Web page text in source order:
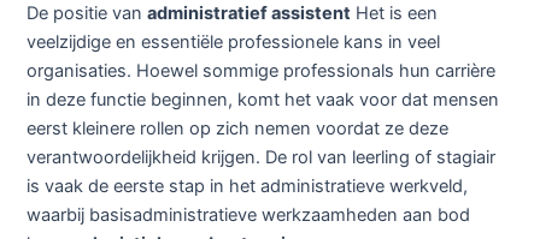
De positie vanadministratief assistent Het is een
veelzijdige en essentiële professionele kans in veel
organisaties. Hoewel sommige professionals hun carrière
in deze functie beginnen, komt het vaak voor dat mensen
eerst kleinere rollen op zich nemen voordat ze deze
verantwoordelijkheid krijgen. De rol van leerling of stagiair
is vaak de eerste stap in het administratieve werkveld,
waarbij basisadministratieve werkzaamheden aan bod